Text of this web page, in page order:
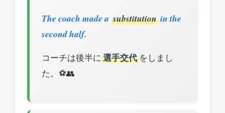
The coach made a substitution in the
second half.
コーチは後半に 選手交代をしまし
た。⚽👥